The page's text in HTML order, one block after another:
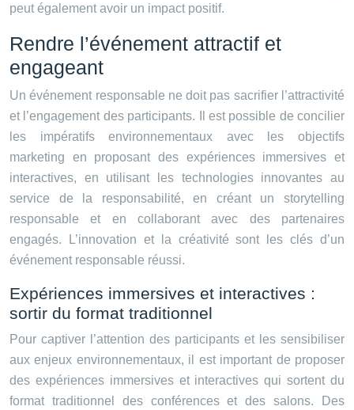
peut également avoir un impact positif.
Rendre l’événement attractif et
engageant
Un événement responsable ne doit pas sacrifier l’attractivité
et l’engagement des participants. Il est possible de concilier
les impératifs environnementaux avec les objectifs
marketing en proposant des expériences immersives et
interactives, en utilisant les technologies innovantes au
service de la responsabilité, en créant un storytelling
responsable et en collaborant avec des partenaires
engagés. L’innovation et la créativité sont les clés d’un
événement responsable réussi.
Expériences immersives et interactives :
sortir du format traditionnel
Pour captiver l’attention des participants et les sensibiliser
aux enjeux environnementaux, il est important de proposer
des expériences immersives et interactives qui sortent du
format traditionnel des conférences et des salons. Des